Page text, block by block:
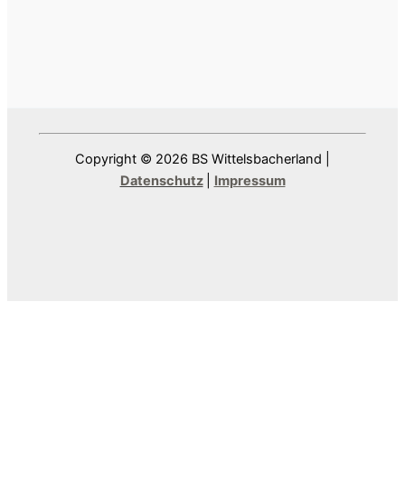
Copyright © 2026 BS Wittelsbacherland |
Datenschutz
Impressum